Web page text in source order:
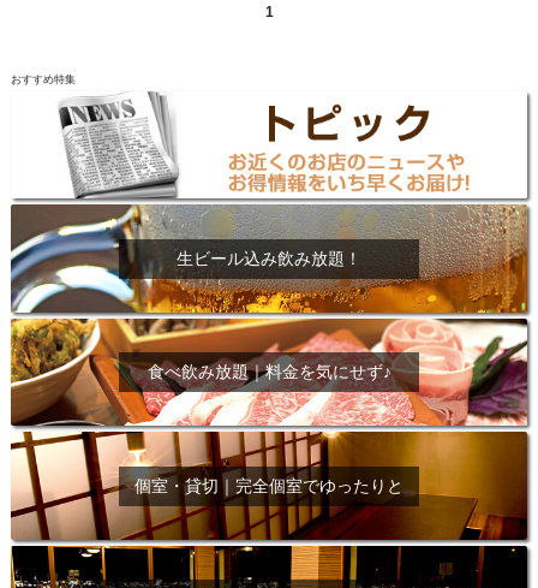
1
おすすめ特集
生ビール込み飲み放題！
食べ飲み放題｜料金を気にせず♪
個室・貸切｜完全個室でゆったりと